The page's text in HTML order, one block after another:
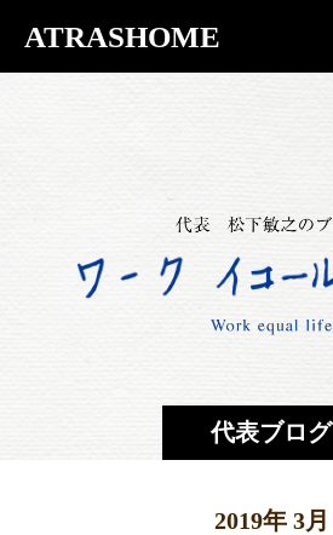
ATRASHOME
代表ブログ
2019年 3月